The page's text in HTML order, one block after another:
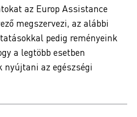
az Europ Assistance
megszervezi, az alábbi
pedig reményeink
a legtöbb esetben
az egészségi